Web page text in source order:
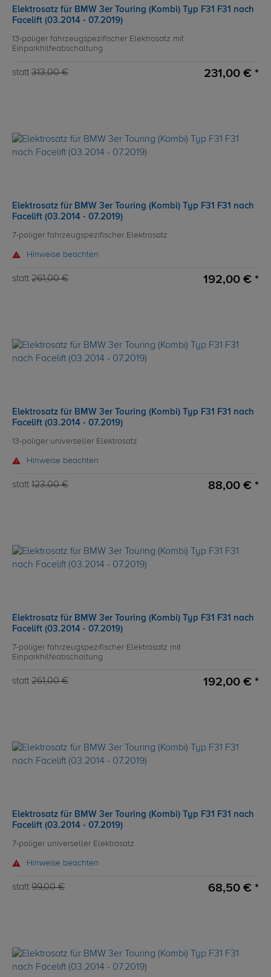
Elektrosatz für BMW 3er Touring (Kombi) Typ F31 F31 nach
Facelift (03.2014 - 07.2019)
13-poliger fahrzeugspezifischer Elektrosatz mit
Einparkhilfeabschaltung
statt 313,00 € 231,00 € *
Elektrosatz für BMW 3er Touring (Kombi) Typ F31 F31 nach
Facelift (03.2014 - 07.2019)
7-poliger fahrzeugspezifischer Elektrosatz
Hinweise beachten
statt 261,00 € 192,00 € *
Elektrosatz für BMW 3er Touring (Kombi) Typ F31 F31 nach
Facelift (03.2014 - 07.2019)
13-poliger universeller Elektrosatz
Hinweise beachten
statt 123,00 € 88,00 € *
Elektrosatz für BMW 3er Touring (Kombi) Typ F31 F31 nach
Facelift (03.2014 - 07.2019)
7-poliger fahrzeugspezifischer Elektrosatz mit
Einparkhilfeabschaltung
statt 261,00 € 192,00 € *
Elektrosatz für BMW 3er Touring (Kombi) Typ F31 F31 nach
Facelift (03.2014 - 07.2019)
7-poliger universeller Elektrosatz
Hinweise beachten
statt 99,00 € 68,50 € *